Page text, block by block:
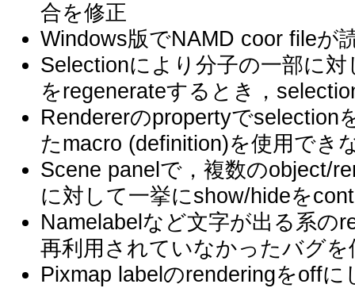
合を修正
Windows版でNAMD coor fileが
Selectionにより分子の一部に
をregenerateするとき，
Rendererのpropertyでselection
たmacro (definition)を使用でき
Scene panelで，複数のobject/
に対して一挙にshow/hideを
Namelabelなど文字が出る系の
再利用されていなかったバグを
Pixmap labelのrenderingをoff